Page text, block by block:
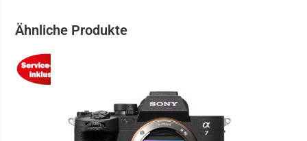
Ähnliche Produkte